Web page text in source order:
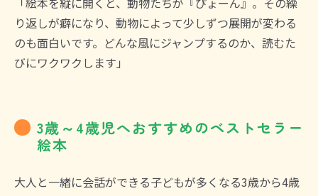
り返しが癖になり、動物によって少しずつ展開が変わる
のも面白いです。どんな風にジャンプするのか、読むた
びにワクワクします」
3歳～4歳児へおすすめのベストセラー
絵本
大人と一緒に会話ができる子どもが多くなる3歳から4歳